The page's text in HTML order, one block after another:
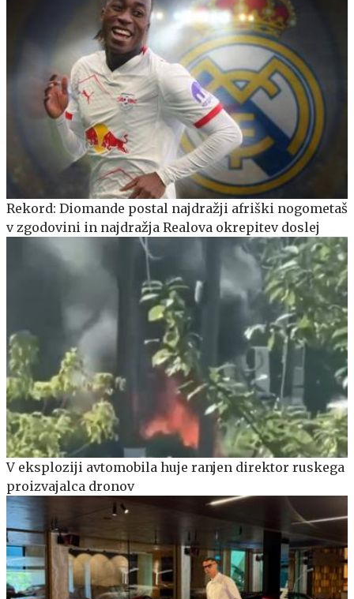
Rekord: Diomande postal najdražji afriški nogometaš
v zgodovini in najdražja Realova okrepitev doslej
V eksploziji avtomobila huje ranjen direktor ruskega
proizvajalca dronov